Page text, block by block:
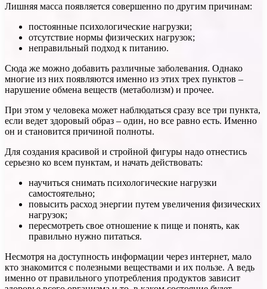
Лишняя масса появляется совершенно по другим причинам:
постоянные психологические нагрузки;
отсутствие нормы физических нагрузок;
неправильный подход к питанию.
Сюда же можно добавить различные заболевания. Однако
многие из них появляются именно из этих трех пунктов –
нарушение обмена веществ (метаболизм) и прочее.
При этом у человека может наблюдаться сразу все три пункта,
если ведет здоровый образ – один, но все равно есть. Именно
он и становится причиной полноты.
Для создания красивой и стройной фигуры надо отнестись
серьезно ко всем пунктам, и начать действовать:
научиться снимать психологические нагрузки
самостоятельно;
повысить расход энергии путем увеличения физических
нагрузок;
пересмотреть свое отношение к пище и понять, как
правильно нужно питаться.
Несмотря на доступность информации через интернет, мало
кто знакомится с полезными веществами и их пользе. А ведь
именно от правильного употребления продуктов зависит